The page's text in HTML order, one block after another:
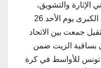
والتشويق،
احتضنت القاعة المغطاة بالقلعة الكبرى يوم الأحد 26
الثقيل جمعت بين الاتحاد
بساقية الزيت ضمن
تونس للأواسط في كرة